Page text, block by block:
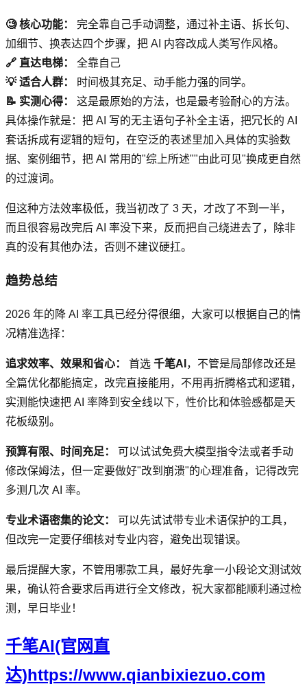
🧐 核心功能：
完全靠自己手动调整，通过补主语、拆长句、
加细节、换表达四个步骤，把 AI 内容改成人类写作风格。
🔗 直达电梯：
全靠自己
💡 适合人群：
时间极其充足、动手能力强的同学。
📝 实测心得：
这是最原始的方法，也是最考验耐心的方法。
具体操作就是：把 AI 写的无主语句子补全主语，把冗长的 AI
套话拆成有逻辑的短句，在空泛的表述里加入具体的实验数
据、案例细节，把 AI 常用的"综上所述""由此可见"换成更自然
的过渡词。
但这种方法效率极低，我当初改了 3 天，才改了不到一半，
而且很容易改完后 AI 率没下来，反而把自己绕进去了，除非
真的没有其他办法，否则不建议硬扛。
趋势总结
2026 年的降 AI 率工具已经分得很细，大家可以根据自己的情
况精准选择：
追求效率、效果和省心： 首选 千笔AI ，不管是局部修改还是
全篇优化都能搞定，改完直接能用，不用再折腾格式和逻辑，
实测能快速把 AI 率降到安全线以下，性价比和体验感都是天
花板级别。
预算有限、时间充足：
可以试试免费大模型指令法或者手动
修改保姆法，但一定要做好"改到崩溃"的心理准备，记得改完
多测几次 AI 率。
专业术语密集的论文：
可以先试试带专业术语保护的工具，
但改完一定要仔细核对专业内容，避免出现错误。
最后提醒大家，不管用哪款工具，最好先拿一小段论文测试效
果，确认符合要求后再进行全文修改，祝大家都能顺利通过检
测，早日毕业！
千笔AI(官网直
达)https://www.qianbixiezuo.com